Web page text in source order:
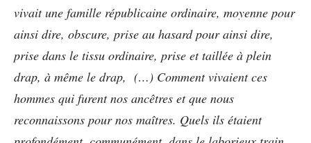
vivait une famille républicaine ordinaire, moyenne pour
ainsi dire, obscure, prise au hasard pour ainsi dire,
prise dans le tissu ordinaire, prise et taillée à plein
drap, à même le drap, (…) Comment vivaient ces
hommes qui furent nos ancêtres et que nous
reconnaissons pour nos maîtres. Quels ils étaient